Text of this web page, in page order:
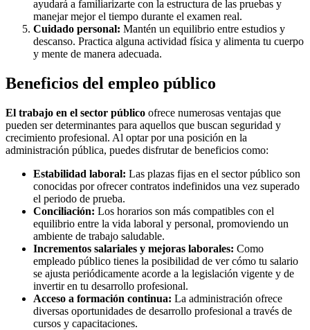
ayudará a familiarizarte con la estructura de las pruebas y
manejar mejor el tiempo durante el examen real.
Cuidado personal: Mantén un equilibrio entre estudios y
descanso. Practica alguna actividad física y alimenta tu cuerpo
y mente de manera adecuada.
Beneficios del empleo público
El trabajo en el sector público ofrece numerosas ventajas que
pueden ser determinantes para aquellos que buscan seguridad y
crecimiento profesional. Al optar por una posición en la
administración pública, puedes disfrutar de beneficios como:
Estabilidad laboral: Las plazas fijas en el sector público son
conocidas por ofrecer contratos indefinidos una vez superado
el periodo de prueba.
Conciliación: Los horarios son más compatibles con el
equilibrio entre la vida laboral y personal, promoviendo un
ambiente de trabajo saludable.
Incrementos salariales y mejoras laborales: Como
empleado público tienes la posibilidad de ver cómo tu salario
se ajusta periódicamente acorde a la legislación vigente y de
invertir en tu desarrollo profesional.
Acceso a formación continua: La administración ofrece
diversas oportunidades de desarrollo profesional a través de
cursos y capacitaciones.